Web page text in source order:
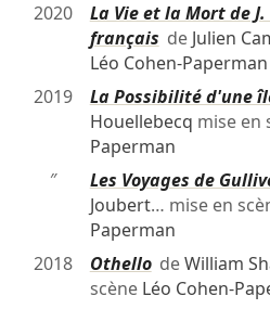
2020
La Vie et la Mort de
français de Julien
Léo Cohen-Paperman
2019
La Possibilité d'une
Houellebecq mise en
Paperman
″
Les Voyages de
Joubert… mise en
Paperman
2018
OthellodeWilliam
scène Léo Cohen-